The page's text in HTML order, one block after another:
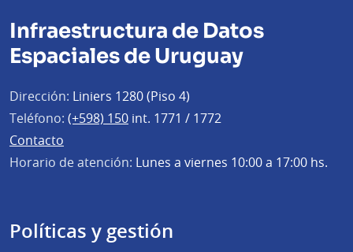
Infraestructura de Datos
Espaciales de Uruguay
Dirección: Liniers 1280 (Piso 4)
Teléfono: (+598) 150 int. 1771 / 1772
Contacto
Horario de atención: Lunes a viernes 10:00 a 17:00 hs.
Políticas y gestión